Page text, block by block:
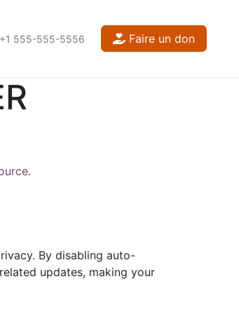
+1 555-555-5556 Faire un don
.
By disabling auto-
updates, making your